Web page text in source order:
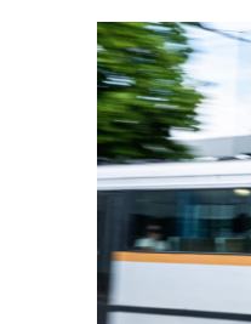
07 août 2026Consulter
Partager l'article
Facebook
TwitterWhatsApp
Share
18 octobre 2021- 17h55
Fait divers